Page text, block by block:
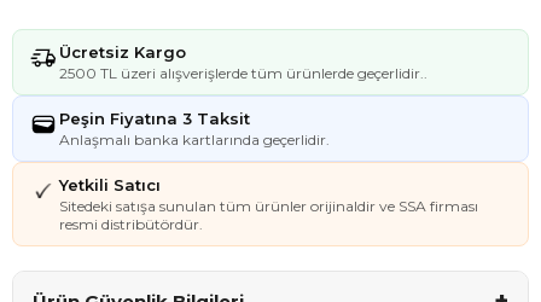
Ücretsiz Kargo
2500 TL üzeri alışverişlerde tüm ürünlerde geçerlidir..
Peşin Fiyatına 3 Taksit
Anlaşmalı banka kartlarında geçerlidir.
Yetkili Satıcı
Sitedeki satışa sunulan tüm ürünler orijinaldir ve SSA firması
resmi distribütördür.